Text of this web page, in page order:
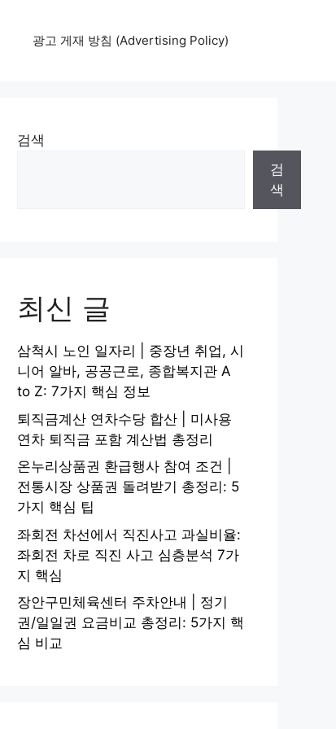
광고 게재 방침 (Advertising Policy)
검색
검
색
최신 글
삼척시 노인 일자리 | 중장년 취업, 시
니어 알바, 공공근로, 종합복지관 A
to Z: 7가지 핵심 정보
퇴직금계산 연차수당 합산 | 미사용
연차 퇴직금 포함 계산법 총정리
온누리상품권 환급행사 참여 조건 |
전통시장 상품권 돌려받기 총정리: 5
가지 핵심 팁
좌회전 차선에서 직진사고 과실비율:
좌회전 차로 직진 사고 심층분석 7가
지 핵심
장안구민체육센터 주차안내 | 정기
권/일일권 요금비교 총정리: 5가지 핵
심 비교